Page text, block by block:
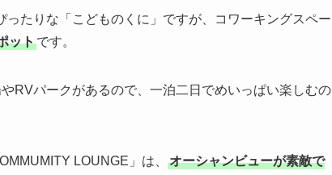
たりな「こどものくに」ですが、コワーキングスペー
ットです。
RVパークがあるので、一泊二日でめいっぱい楽しむの
LOUNGE」は、
オーシャンビューが素敵で